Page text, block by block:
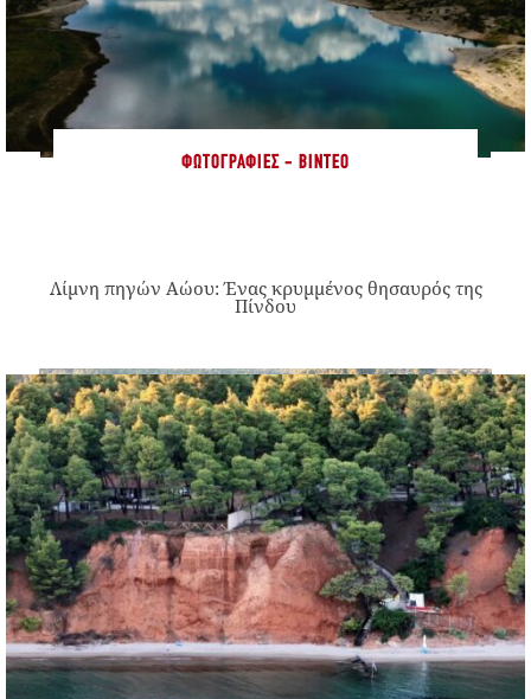
ΦΩΤΟΓΡΑΦΊΕΣ - ΒΊΝΤΕΟ
Λίμνη πηγών Αώου: Ένας κρυμμένος θησαυρός της
Πίνδου